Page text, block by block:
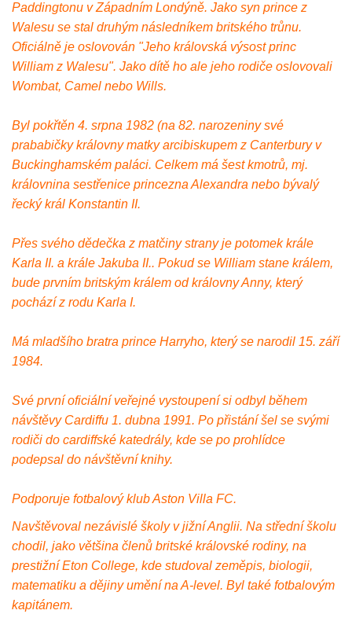
Paddingtonu v Západním Londýně. Jako syn prince z
Walesu se stal druhým následníkem britského trůnu.
Oficiálně je oslovován "Jeho královská výsost princ
William z Walesu". Jako dítě ho ale jeho rodiče oslovovali
Wombat, Camel nebo Wills.
Byl pokřtěn 4. srpna 1982 (na 82. narozeniny své
prababičky královny matky arcibiskupem z Canterbury v
Buckinghamském paláci. Celkem má šest kmotrů, mj.
královnina sestřenice princezna Alexandra nebo bývalý
řecký král Konstantin II.
Přes svého dědečka z matčiny strany je potomek krále
Karla II. a krále Jakuba II.. Pokud se William stane králem,
bude prvním britským králem od královny Anny, který
pochází z rodu Karla I.
Má mladšího bratra prince Harryho, který se narodil 15. září
1984.
Své první oficiální veřejné vystoupení si odbyl během
návštěvy Cardiffu 1. dubna 1991. Po přistání šel se svými
rodiči do cardiffské katedrály, kde se po prohlídce
podepsal do návštěvní knihy.
Podporuje fotbalový klub Aston Villa FC.
Navštěvoval nezávislé školy v jižní Anglii. Na střední školu
chodil, jako většina členů britské královské rodiny, na
prestižní Eton College, kde studoval zeměpis, biologii,
matematiku a dějiny umění na A-level. Byl také fotbalovým
kapitánem.